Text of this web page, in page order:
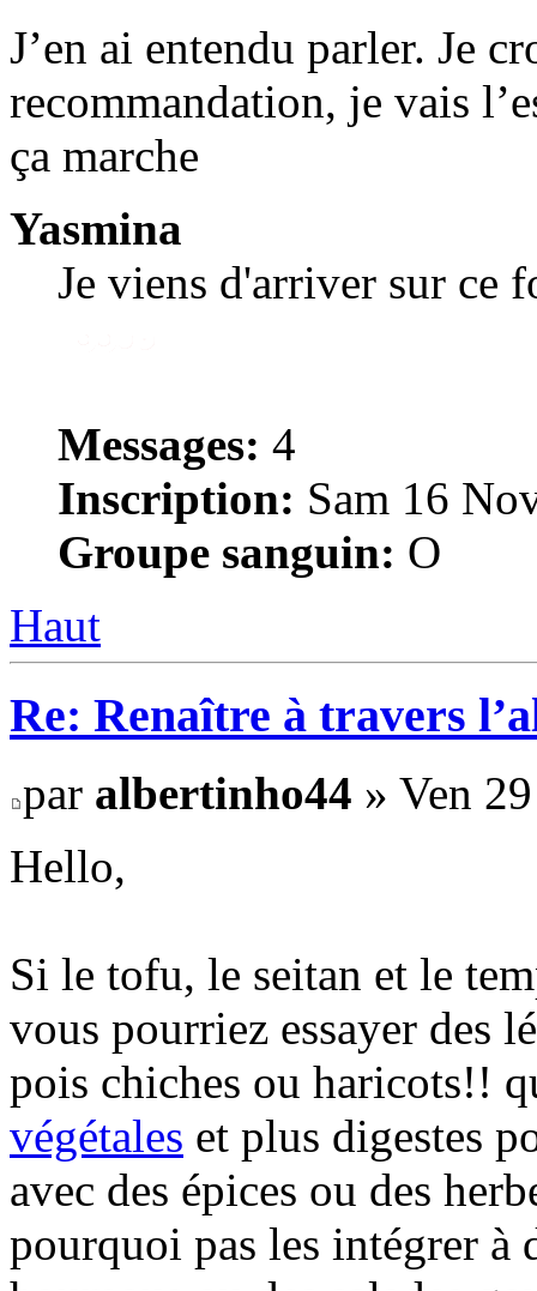
J’en ai entendu parler. Je
recommandation, je vais
ça marche
Yasmina
Je viens d'arriver sur ce
Messages: 4
Inscription: Sam 16
Groupe sanguin: O
Haut
Re: Renaître à travers
par albertinho44 » Ven
Hello,
Si le tofu, le seitan et le
vous pourriez essayer des
pois chiches ou haricots!!
végétales et plus digestes
avec des épices ou des
pourquoi pas les intégrer à